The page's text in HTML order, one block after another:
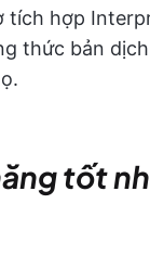
tích hợp
thức bản
tốt